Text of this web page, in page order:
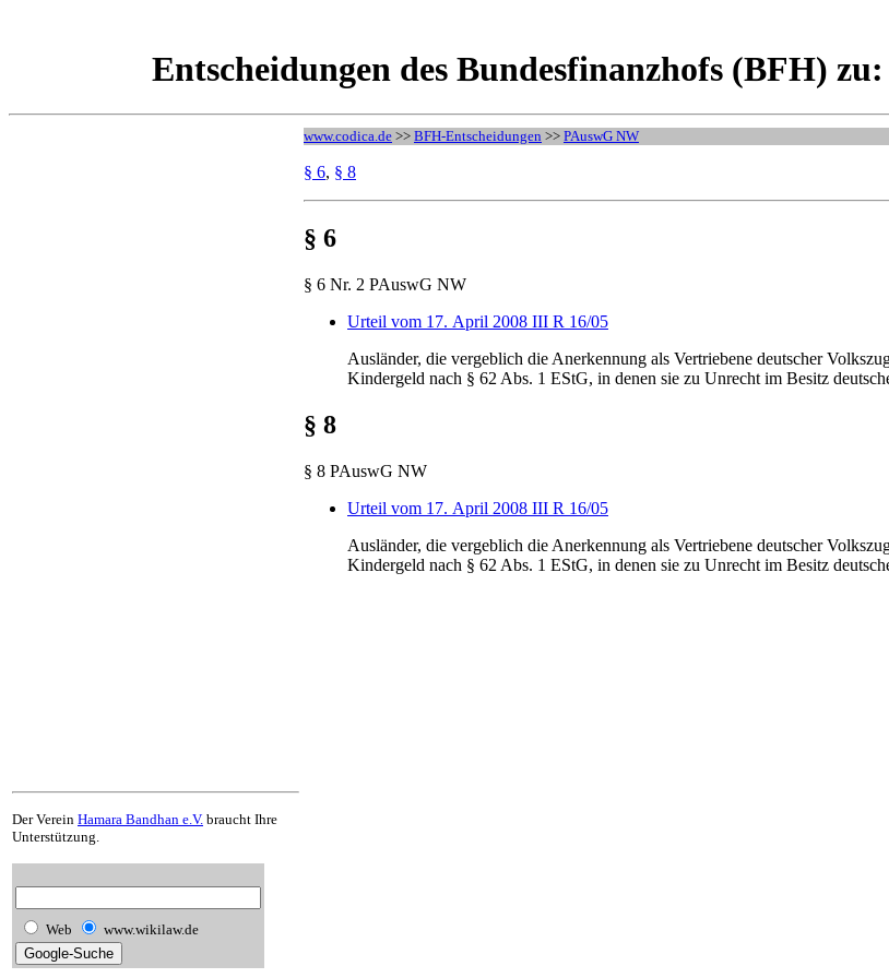
Entscheidungen des Bundesfinanzhofs (BFH)
Der Verein Hamara Bandhan e.V. braucht Ihre
Unterstützung.
Web www.wikilaw.de
www.codica.de >> BFH-Entscheidungen >> PAuswG NW
§ 6, § 8
§ 6
§ 6 Nr. 2 PAuswG NW
Urteil vom 17. April 2008 III R 16/05
Ausländer, die vergeblich die Anerkennung als Vertriebene deutscher
Kindergeld nach § 62 Abs. 1 EStG, in denen sie zu Unrecht im Besitz
§ 8
§ 8 PAuswG NW
Urteil vom 17. April 2008 III R 16/05
Ausländer, die vergeblich die Anerkennung als Vertriebene deutscher
Kindergeld nach § 62 Abs. 1 EStG, in denen sie zu Unrecht im Besitz